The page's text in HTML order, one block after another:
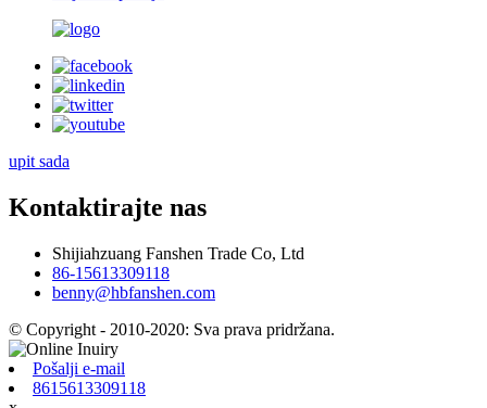
upit sada
Kontaktirajte nas
Shijiahzuang Fanshen Trade Co, Ltd
86-15613309118
benny@hbfanshen.com
© Copyright - 2010-2020: Sva prava pridržana.
Pošalji e-mail
8615613309118